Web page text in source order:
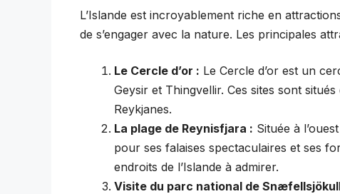
L’Islande est incroyablement riche en
de s’engager avec la nature. Les principales
Le Cercle d’or : Le Cercle d’or est un
Geysir et Thingvellir. Ces sites sont
Reykjanes.
La plage de Reynisfjara : Située à
pour ses falaises spectaculaires et ses
endroits de l’Islande à admirer.
Visite du parc national de